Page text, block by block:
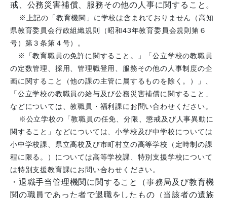
戒、公務災害補償、服務その他の人事に関すること。
※上記の「教育機関」に学校は含まれておりません（高知
県教育委員会行政組織規則（昭和43年教育委員会規則第６
号）第３条第４号）。
※「教育職員の免許に関すること。」「公立学校の教職員
の定数管理、採用、管理職登用、服務その他の人事制度の企
画に関すること（他の課の主管に属するものを除く。）」、
「公立学校の教職員の給与及び公務災害補償に関すること」
などについては、教職員・福利課にお問い合わせください。
※公立学校の「教職員の任免、分限、懲戒及び人事異動に
関すること」などについては、小学校及び中学校については
小中学校課、県立高校及び市町村立の高等学校（定時制の課
程に限る。）については高等学校課、特別支援学校について
は特別支援教育課にお問い合わせください。
・退職手当管理機関に関すること（事務局及び教育機
関の職員であった者で退職をしたもの（当該者の遺族